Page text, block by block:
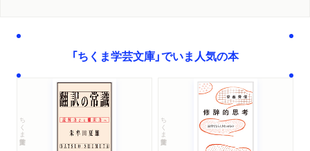
「ちくま学芸文庫」でいま人気の本
ちくま学芸文庫 ちくま学芸文庫